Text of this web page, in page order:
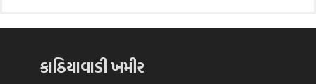
કાઠિયાવાડી ખમીર